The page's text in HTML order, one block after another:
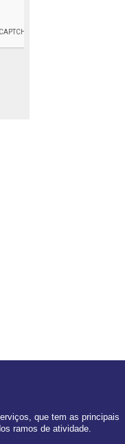
que tem as principais
ramos de atividade.